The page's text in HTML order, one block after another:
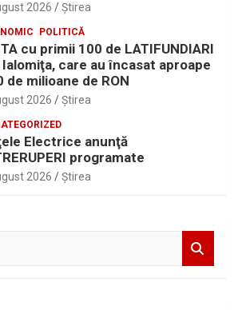
2026 Ştirea
POLITICĂ
cu primii 100 de LATIFUNDIARI
Ialomiţa, care au încasat aproape
de milioane de RON
2026 Ştirea
Electrice anunţă
programate
2026 Ştirea